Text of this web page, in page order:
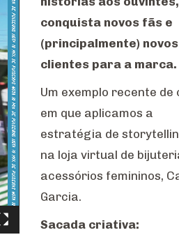
conquista novos fãs e
(principalmente) novos
clientes para a marca.
Um exemplo recente de
em que aplicamos a
estratégia de
na loja virtual de
acessórios femininos,
Garcia.
Sacada criativa: